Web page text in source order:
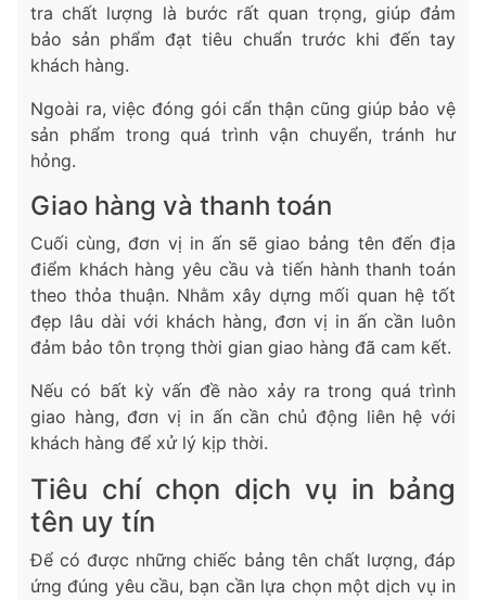
tra chất lượng là bước rất quan trọng, giúp đảm
bảo sản phẩm đạt tiêu chuẩn trước khi đến tay
khách hàng.
Ngoài ra, việc đóng gói cẩn thận cũng giúp bảo vệ
sản phẩm trong quá trình vận chuyển, tránh hư
hỏng.
Giao hàng và thanh toán
Cuối cùng, đơn vị in ấn sẽ giao bảng tên đến địa
điểm khách hàng yêu cầu và tiến hành thanh toán
theo thỏa thuận. Nhằm xây dựng mối quan hệ tốt
đẹp lâu dài với khách hàng, đơn vị in ấn cần luôn
đảm bảo tôn trọng thời gian giao hàng đã cam kết.
Nếu có bất kỳ vấn đề nào xảy ra trong quá trình
giao hàng, đơn vị in ấn cần chủ động liên hệ với
khách hàng để xử lý kịp thời.
Tiêu chí chọn dịch vụ in bảng
tên uy tín
Để có được những chiếc bảng tên chất lượng, đáp
ứng đúng yêu cầu, bạn cần lựa chọn một dịch vụ in